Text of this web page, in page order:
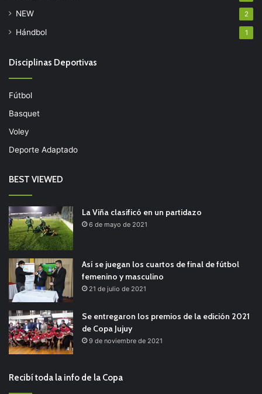
NEW 2
Hándbol 1
Disciplinas Deportivas
Fútbol
Basquet
Voley
Deporte Adaptado
BEST VIEWED
La Viña clasificó en un partidazo
6 de mayo de 2021
Así se juegan los cuartos de final de fútbol
femenino y masculino
21 de julio de 2021
Se entregaron los premios de la edición 2021
de Copa Jujuy
9 de noviembre de 2021
Recibí toda la info de la Copa